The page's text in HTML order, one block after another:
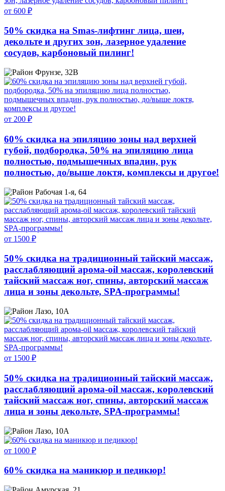
от 600 ₽
50% скидка на Smas-лифтинг лица, шеи,
декольте и других зон, лазерное удаление
сосудов, карбоновый пилинг!
Фрунзе, 32В
от 200 ₽
60% скидка на эпиляцию зоны над верхней
губой, подбородка, 50% на эпиляцию лица
полностью, подмышечных впадин, рук
полностью, до/выше локтя, комплексы и другое!
Рабочая 1-я, 64
от 1500 ₽
50% скидка на традиционный тайский массаж,
расслабляющий арома-oil массаж, королевский
тайский массаж ног, спины, авторский массаж
лица и зоны декольте, SPA-программы!
Лазо, 10А
от 1500 ₽
50% скидка на традиционный тайский массаж,
расслабляющий арома-oil массаж, королевский
тайский массаж ног, спины, авторский массаж
лица и зоны декольте, SPA-программы!
Лазо, 10А
от 1000 ₽
60% скидка на маникюр и педикюр!